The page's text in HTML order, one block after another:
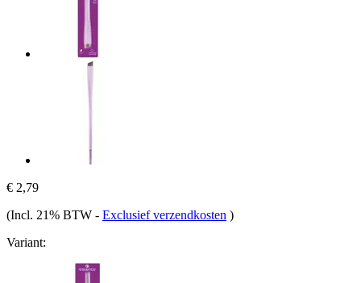
€ 2,79
(Incl. 21% BTW - Exclusief verzendkosten )
Variant: